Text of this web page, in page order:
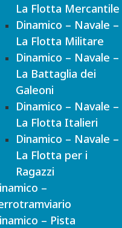
La Flotta Mercantile
Dinamico – Navale –
La Flotta Militare
Dinamico – Navale –
La Battaglia dei
Galeoni
Dinamico – Navale –
La Flotta Italieri
Dinamico – Navale –
La Flotta per i
Ragazzi
–
– Pista